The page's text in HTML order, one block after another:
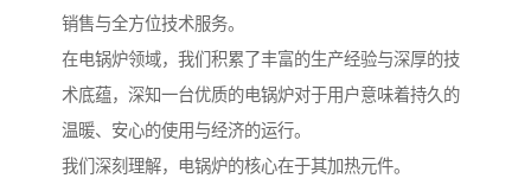
销售与全方位技术服务。
在电锅炉领域，我们积累了丰富的生产经验与深厚的技
术底蕴，深知一台优质的电锅炉对于用户意味着持久的
温暖、安心的使用与经济的运行。
我们深刻理解，电锅炉的核心在于其加热元件。